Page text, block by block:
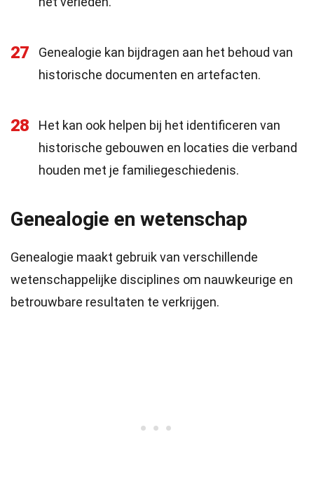
27
Genealogie kan bijdragen aan het behoud van
historische documenten en artefacten.
28
Het kan ook helpen bij het identificeren van
historische gebouwen en locaties die verband
houden met je familiegeschiedenis.
Genealogie en wetenschap
Genealogie maakt gebruik van verschillende
wetenschappelijke disciplines om nauwkeurige en
betrouwbare resultaten te verkrijgen.